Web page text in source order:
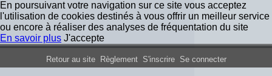
En poursuivant votre navigation sur ce site vous acceptez
l'utilisation de cookies destinés à vous offrir un meilleur service
ou encore à réaliser des analyses de fréquentation du site
En savoir plus J'accepte
Forum Iron Maiden France
Retour au site Règlement S'inscrire Se connecter